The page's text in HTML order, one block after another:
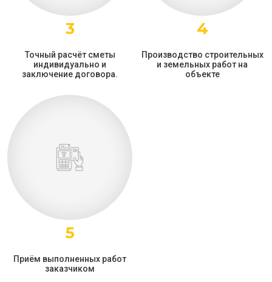
3
Точный расчёт сметы
индивидуально и
заключение договора.
4
Производство строительных
и земельных работ на
объекте
5
Приём выполненных работ
заказчиком